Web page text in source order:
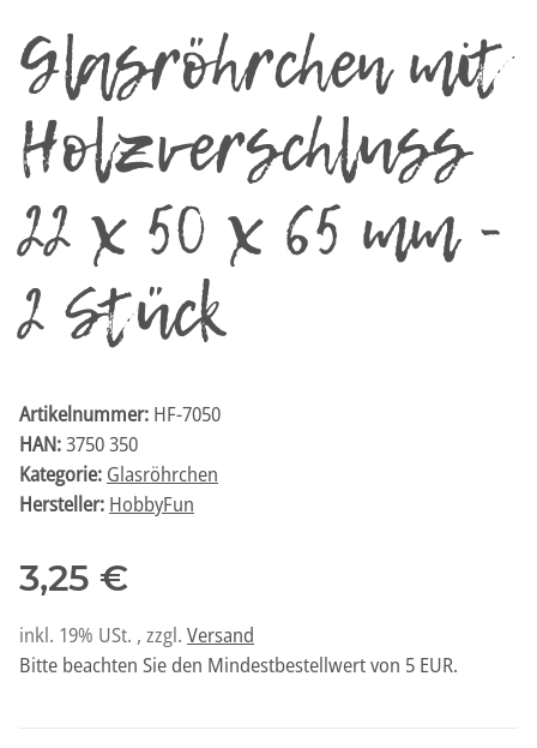
Glasröhrchen mit
Holzverschluss
22 x 50 x 65 mm -
2 Stück
Artikelnummer: HF-7050
HAN:3750 350
Kategorie: Glasröhrchen
Hersteller: HobbyFun
3,25 €
inkl. 19% USt. , zzgl. Versand
Bitte beachten Sie den Mindestbestellwert von 5 EUR.